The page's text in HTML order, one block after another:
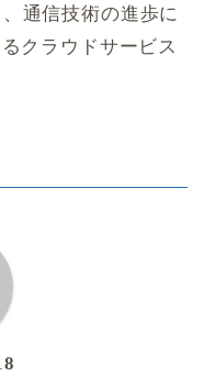
通信技術の進歩に
クラウドサービス